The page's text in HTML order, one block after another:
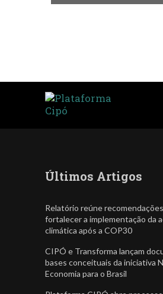
Últimos Artigos
Relatório reúne
fortalecer a implementação da
climática após a COP30
CIPÓ e Transforma lançam
bases conceituais da iniciativa
Economia para o Brasil